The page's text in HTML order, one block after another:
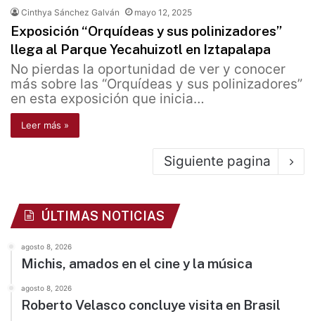
Cinthya Sánchez Galván mayo 12, 2025
Exposición “Orquídeas y sus polinizadores”
llega al Parque Yecahuizotl en Iztapalapa
No pierdas la oportunidad de ver y conocer
más sobre las “Orquídeas y sus polinizadores”
en esta exposición que inicia…
Leer más »
Siguiente pagina
ÚLTIMAS NOTICIAS
agosto 8, 2026
Michis, amados en el cine y la música
agosto 8, 2026
Roberto Velasco concluye visita en Brasil